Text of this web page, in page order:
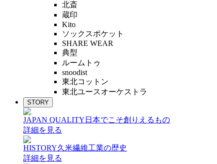
北斎
蔵印
Kito
ソックスポケット
SHARE WEAR
典型
ルームトゥ
snoodist
東北コットン
東北ユースオーケストラ
STORY
JAPAN QUALITY 日本でこそ創りえるもの
詳細を見る
HISTORY久米繊維工業の歴史
詳細を見る